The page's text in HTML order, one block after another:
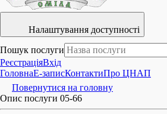
Налаштування доступності
Пошук послуги
РеєстраціяВхід
ГоловнаE-записКонтактиПро ЦНАП
Повернутися на головну
Опис послуги 05-66